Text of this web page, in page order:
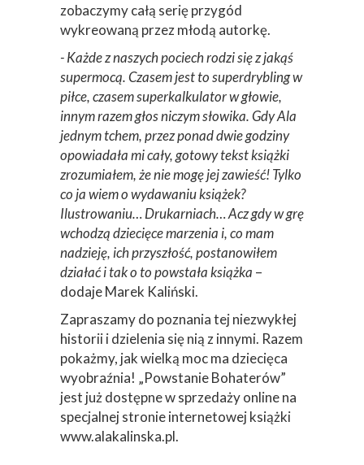
zobaczymy całą serię przygód
wykreowaną przez młodą autorkę.
- Każde z naszych pociech rodzi się z jakąś
supermocą. Czasem jest to superdrybling w
piłce, czasem superkalkulator w głowie,
innym razem głos niczym słowika. Gdy Ala
jednym tchem, przez ponad dwie godziny
opowiadała mi cały, gotowy tekst książki
zrozumiałem, że nie mogę jej zawieść! Tylko
co ja wiem o wydawaniu książek?
Ilustrowaniu… Drukarniach… Acz gdy w grę
wchodzą dziecięce marzenia i, co mam
nadzieję, ich przyszłość, postanowiłem
działać i tak o to powstała książka –
dodaje Marek Kaliński.
Zapraszamy do poznania tej niezwykłej
historii i dzielenia się nią z innymi. Razem
pokażmy, jak wielką moc ma dziecięca
wyobraźnia! „Powstanie Bohaterów”
jest już dostępne w sprzedaży online na
specjalnej stronie internetowej książki
www.alakalinska.pl.